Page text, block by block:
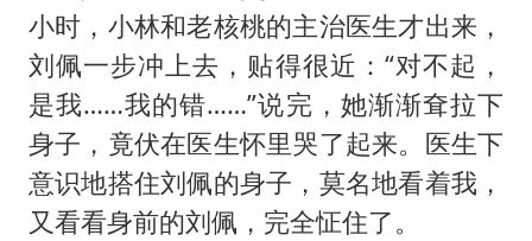
小时，小林和老核桃的主治医生才出来，
刘佩一步冲上去，贴得很近：“对不起，
是我……我的错……”说完，她渐渐耷拉下
身子，竟伏在医生怀里哭了起来。医生下
意识地搭住刘佩的身子，莫名地看着我，
又看看身前的刘佩，完全怔住了。